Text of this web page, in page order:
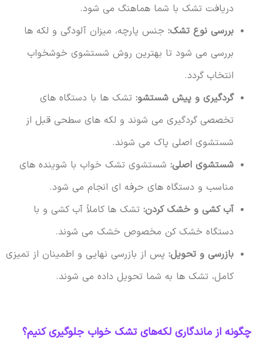
دریافت تشک با شما هماهنگ می شود.
بررسی نوع تشک:جنس پارچه، میزان آلودگی و لکه ها
بررسی می شود تا بهترین روش شستشوی خوشخواب
انتخاب گردد.
گردگیری و پیش شستشو:تشک ها با دستگاه های
تخصصی گردگیری می شوند و لکه های سطحی قبل از
شستشوی اصلی پاک می شوند.
شستشوی اصلی:شستشوی تشک خواب با شوینده های
مناسب و دستگاه های حرفه ای انجام می شود.
آب کشی و خشک کردن:تشک ها کاملاً آب کشی و با
دستگاه خشک کن مخصوص خشک می شوند.
بازرسی و تحویل:پس از بازرسی نهایی و اطمینان از تمیزی
کامل، تشک ها به شما تحویل داده می شوند.
چگونه از ماندگاری لکه‌های تشک خواب جلوگیری کنیم؟